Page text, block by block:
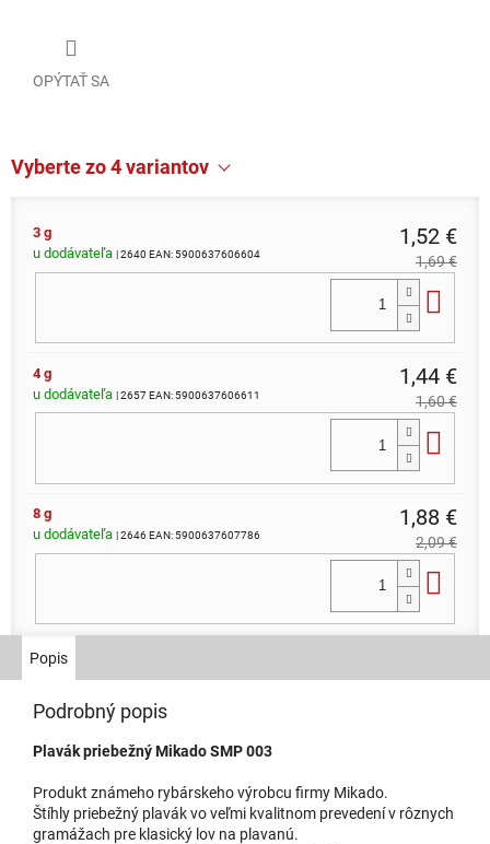
OPÝTAŤ SA
Vyberte zo 4 variantov
3 g
u dodávateľa
| 2640 EAN:5900637606604
1,52 €
1,69 €
4 g
u dodávateľa | 2657EAN:5900637606611
1,44 €
1,60 €
8 g
u dodávateľa | 2646 EAN:5900637607786
1,88 €
2,09 €
5 g
1,57 €
Popis
Podrobný popis
Plavák priebežný Mikado SMP 003
Produkt známeho rybárskeho výrobcu firmy Mikado.
Štíhly priebežný plavák vo veľmi kvalitnom prevedení v rôznych
gramážach pre klasický lov na plavanú.